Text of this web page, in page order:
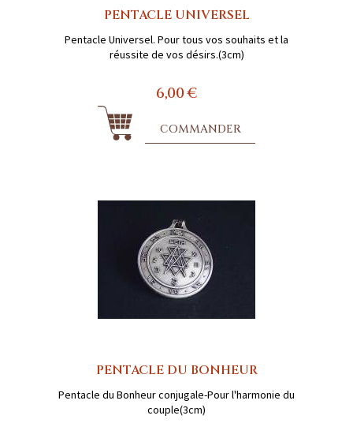
PENTACLE UNIVERSEL
Pentacle Universel. Pour tous vos souhaits et la
réussite de vos désirs.(3cm)
6,00 €
COMMANDER
PENTACLE DU BONHEUR
Pentacle du Bonheur conjugale-Pour l'harmonie du
couple(3cm)